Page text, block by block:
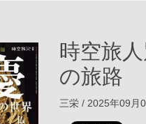
時空旅
の旅路
三栄 / 2025年09月